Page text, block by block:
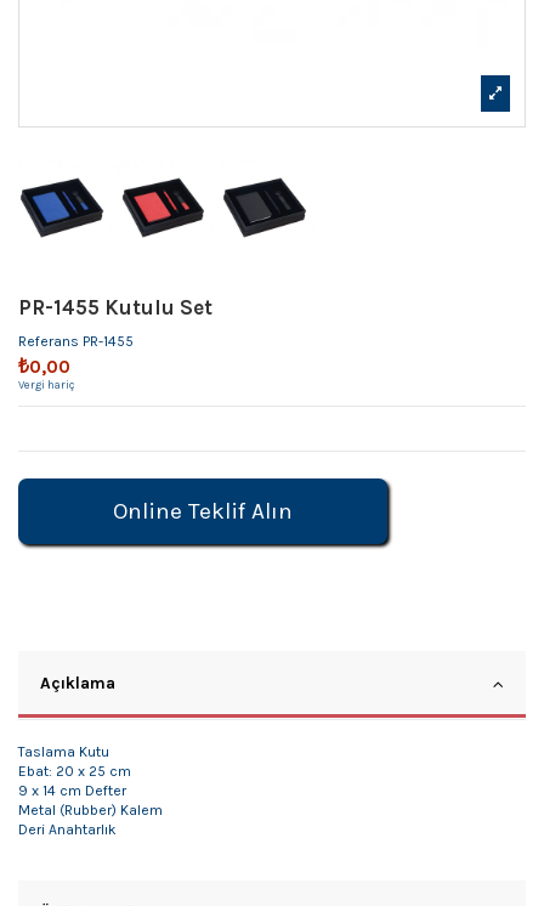
PR-1455 Kutulu Set
Referans PR-1455
₺0,00
Vergi hariç
Online Teklif Alın
Açıklama
Taslama Kutu
Ebat: 20 x 25 cm
9 x 14 cm Defter
Metal (Rubber) Kalem
Deri Anahtarlık